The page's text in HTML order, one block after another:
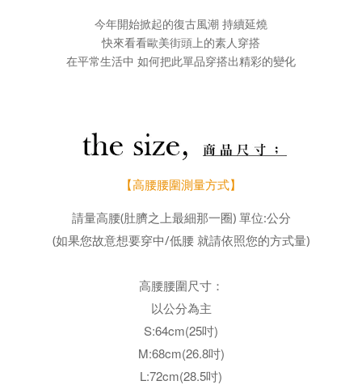
今年開始掀起的復古風潮 持續延燒
快來看看歐美街頭上的素人穿搭
在平常生活中 如何把此單品穿搭出精彩的變化
【高腰腰圍測量方式】
請量高腰(肚臍之上最細那一圈) 單位:公分
(如果您故意想要穿中/低腰 就請依照您的方式量)
高腰腰圍尺寸：
以公分為主
S:64cm(25吋)
M:68cm(26.8吋)
L:72cm(28.5吋)